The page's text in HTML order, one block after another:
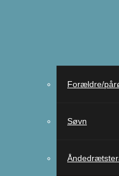
Forældre/
Søvn